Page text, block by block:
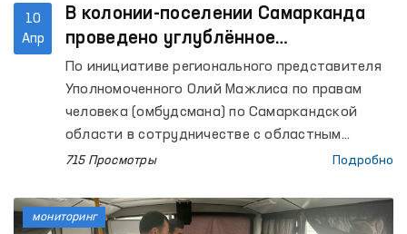
10
Апр
В колонии-поселении Самарканда
проведено углублённое
медицинское обследование
По инициативе регионального представителя
Уполномоченного Олий Мажлиса по правам
человека (омбудсмана) по Самаркандской
области в сотрудничестве с областным
управлением здравоохранения для
было организовано медицинское
обследование.
715 Просмотры Подробно
мониторинг